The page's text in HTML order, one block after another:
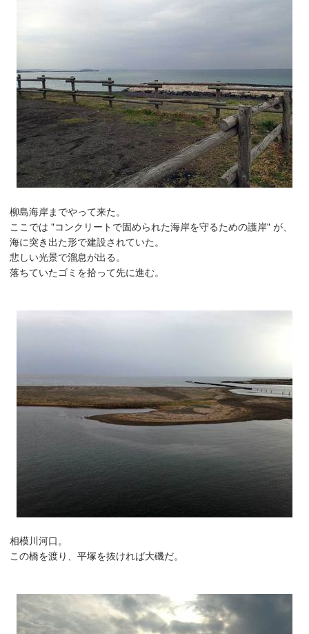
柳島海岸までやって来た。
ここでは "コンクリートで固められた海岸を守るための護岸" が、
海に突き出た形で建設されていた。
悲しい光景で溜息が出る。
落ちていたゴミを拾って先に進む。
相模川河口。
この橋を渡り、平塚を抜ければ大磯だ。